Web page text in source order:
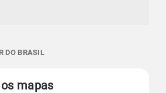
DO BRASIL
mapas